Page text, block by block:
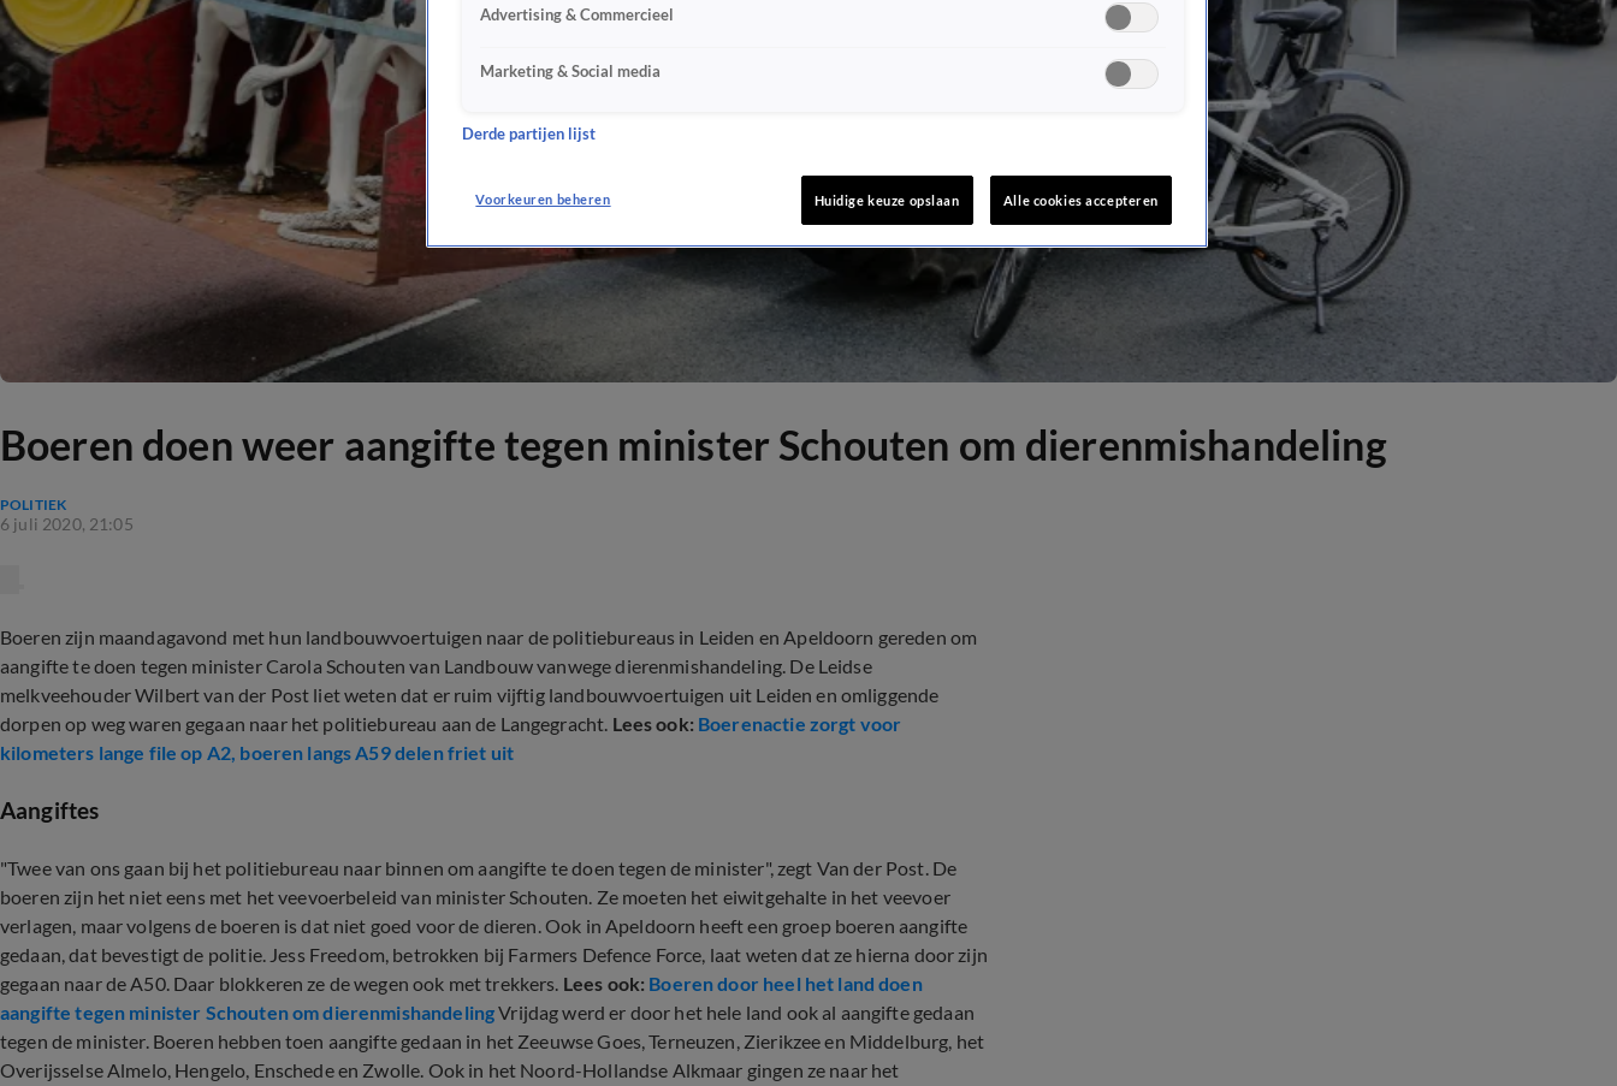
Boeren doen weer aangifte tegen minister Schouten om dierenmishandeling
POLITIEK
6 juli 2020, 21:05
Boeren zijn maandagavond met hun landbouwvoertuigen naar de politiebureaus in Leiden en Apeldoorn gereden om
aangifte te doen tegen minister Carola Schouten van Landbouw vanwege dierenmishandeling. De Leidse
melkveehouder Wilbert van der Post liet weten dat er ruim vijftig landbouwvoertuigen uit Leiden en omliggende
dorpen op weg waren gegaan naar het politiebureau aan de Langegracht. Lees ook: Boerenactie zorgt voor
kilometers lange file op A2, boeren langs A59 delen friet uit
Aangiftes
"Twee van ons gaan bij het politiebureau naar binnen om aangifte te doen tegen de minister", zegt Van der Post. De
boeren zijn het niet eens met het veevoerbeleid van minister Schouten. Ze moeten het eiwitgehalte in het veevoer
verlagen, maar volgens de boeren is dat niet goed voor de dieren. Ook in Apeldoorn heeft een groep boeren aangifte
gedaan, dat bevestigt de politie. Jess Freedom, betrokken bij Farmers Defence Force, laat weten dat ze hierna door zijn
gegaan naar de A50. Daar blokkeren ze de wegen ook met trekkers. Lees ook: Boeren door heel het land doen
aangifte tegen minister Schouten om dierenmishandelingVrijdag werd er door het hele land ook al aangifte gedaan
tegen de minister. Boeren hebben toen aangifte gedaan in het Zeeuwse Goes, Terneuzen, Zierikzee en Middelburg, het
Overijsselse Almelo, Hengelo, Enschede en Zwolle. Ook in het Noord-Hollandse Alkmaar gingen ze naar het
Advertising & Commercieel
Marketing & Social media
Derde partijen lijst
Voorkeuren beheren Huidige keuze opslaan Alle cookies accepteren